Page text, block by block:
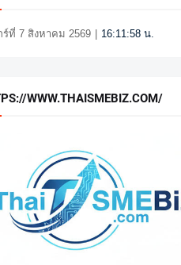
ร์ที่ 7 สิงหาคม 2569 16:11:59 น.
WWW.THAISMEBIZ.COM/